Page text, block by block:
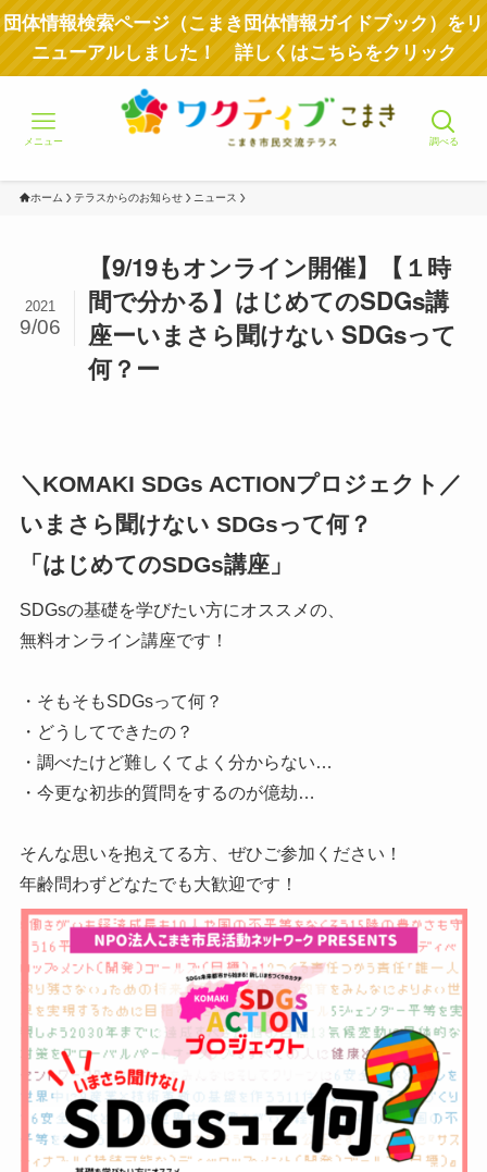
団体情報検索ページ（こまき団体情報ガイドブック）をリ
ニューアルしました！ 詳しくはこちらをクリック
調べる
メニュー
ホーム テラスからのお知らせ ニュース
【9/19もオンライン開催】【１時
間で分かる】はじめてのSDGs講
座ーいまさら聞けない SDGsって
何？ー
2021
9/06
＼KOMAKI SDGs ACTIONプロジェクト／
いまさら聞けない SDGsって何？
「はじめてのSDGs講座」
SDGsの基礎を学びたい方にオススメの、
無料オンライン講座です！
・そもそもSDGsって何？
・どうしてできたの？
・調べたけど難しくてよく分からない…
・今更な初歩的質問をするのが億劫…
そんな思いを抱えてる方、ぜひご参加ください！
年齢問わずどなたでも大歓迎です！